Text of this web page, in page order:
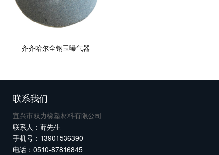
齐齐哈尔全钢玉曝气器
联系我们
宜兴市双力橡塑材料有限公司
联系人：薛先生
手机号：13901536390
电话：0510-87816845